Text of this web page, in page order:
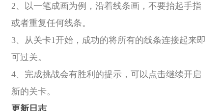
2、以一笔成画为例，沿着线条画，不要抬起手指
或者重复任何线条。
3、从关卡1开始，成功的将所有的线条连接起来即
可过关。
4、完成挑战会有胜利的提示，可以点击继续开启
新的关卡。
更新日志